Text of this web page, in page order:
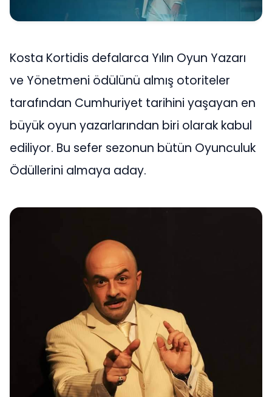
Kosta Kortidis defalarca Yılın Oyun Yazarı
ve Yönetmeni ödülünü almış otoriteler
tarafından Cumhuriyet tarihini yaşayan en
büyük oyun yazarlarından biri olarak kabul
ediliyor. Bu sefer sezonun bütün Oyunculuk
Ödüllerini almaya aday.